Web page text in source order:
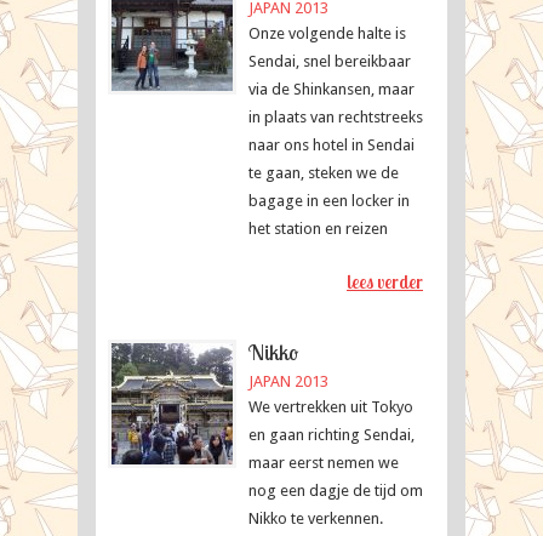
JAPAN 2013
Onze volgende halte is
Sendai, snel bereikbaar
via de Shinkansen, maar
in plaats van rechtstreeks
naar ons hotel in Sendai
te gaan, steken we de
bagage in een locker in
het station en reizen
lees verder
Nikko
JAPAN 2013
We vertrekken uit Tokyo
en gaan richting Sendai,
maar eerst nemen we
nog een dagje de tijd om
Nikko te verkennen.